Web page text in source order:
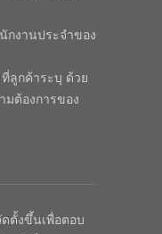
กงานประจำของ
ลูกค้าระบุ ด้วย
มต้องการของ
ตั้งขึ้นเพื่อตอบ